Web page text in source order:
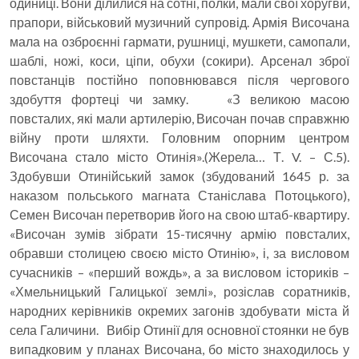
прапори, військовий музичний супровід. Армія Височана
мала на озброєнні гармати, рушниці, мушкети, самопали,
шаблі, ножі, коси, ціпи, обухи (сокири). Арсенал зброї
повстанців постійно поповнювався після чергового
здобуття фортеці чи замку. «З великою масою
повсталих, які мали артилерію, Височан почав справжню
війну проти шляхти. Головним опорним центром
Височана стало місто Отинія».(Жерела… Т. V. – С.5).
Здобувши Отинійський замок (збудований 1645 р. за
наказом польського магната Станіслава Потоцького),
Семен Височан перетворив його на свою штаб-квартиру.
«Височан зумів зібрати 15-тисячну армію повсталих,
обравши столицею своєю місто Отинію», і, за висловом
сучасників – «перший вождь», а за висловом істориків –
«Хмельницький Галицької землі», розіслав соратників,
народних керівників окремих загонів здобувати міста й
села Галичини. Вибір Отинії для основної стоянки не був
випадковим у планах Височана, бо місто знаходилось у